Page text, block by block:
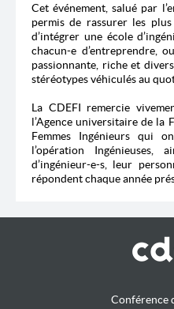
Cet événement, salué par
permis de rassurer les
d’intégrer une école
chacun-e d’entreprendre,
passionnante, riche et
stéréotypes véhiculés au
La CDEFI remercie
l’Agence universitaire de la
Femmes Ingénieurs qui
l’opération
d’ingénieur-e-s, leur
répondent chaque année
Conférence